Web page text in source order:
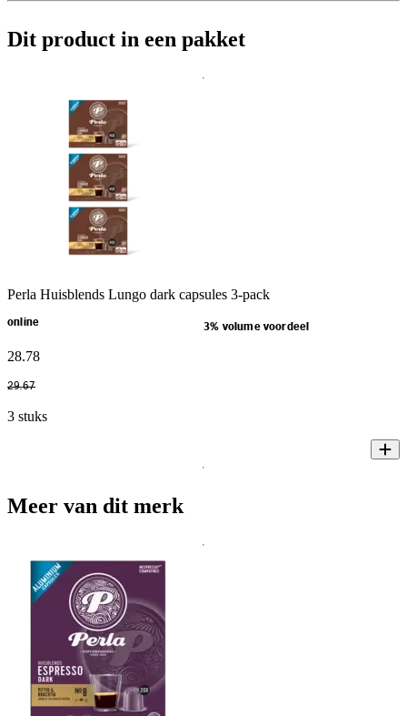
Dit product in een pakket
Perla Huisblends Lungo dark capsules 3-pack
online 3% volume voordeel
28.78
29.67
3 stuks
Meer van dit merk